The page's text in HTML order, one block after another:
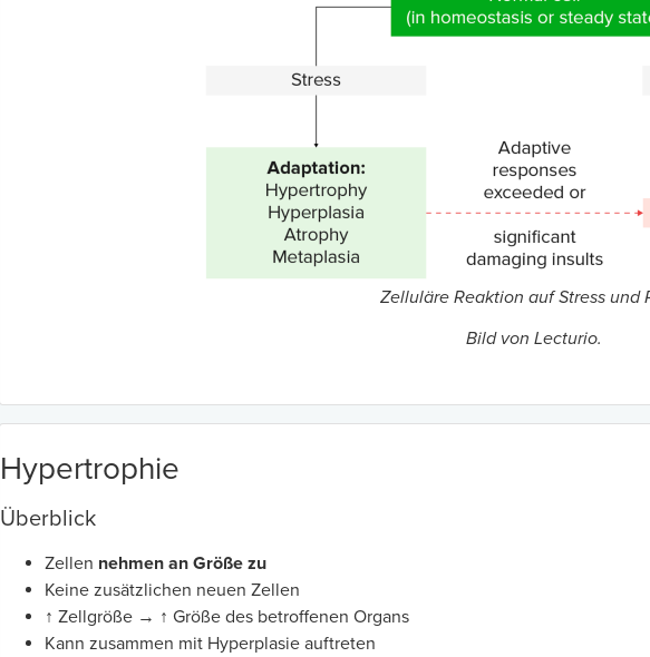
Zelluläre Reaktion auf Stress und
Bild von Lecturio.
Hypertrophie
Überblick
Zellen nehmen an Größe zu
Keine zusätzlichen neuen Zellen
↑ Zellgröße → ↑ Größe des betroffenen Organs
Kann zusammen mit Hyperplasie auftreten